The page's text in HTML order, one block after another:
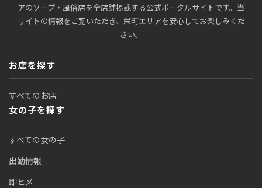
アのソープ・風俗店を全店舗掲載する公式ポータルサイトです。当
サイトの情報をご覧いただき、栄町エリアを安心してお楽しみくだ
さい。
お店を探す
すべてのお店
女の子を探す
すべての女の子
出勤情報
即ヒメ